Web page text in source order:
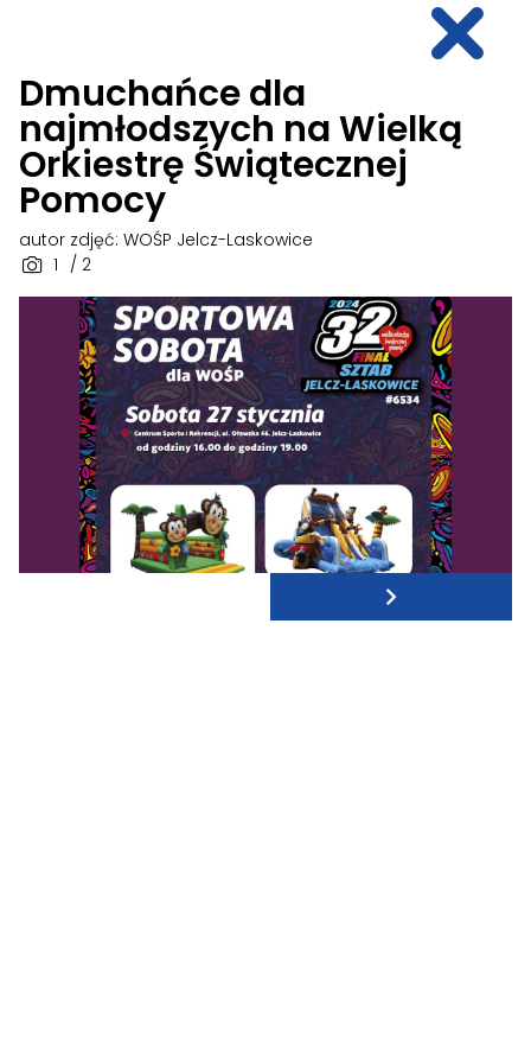
Dmuchańce dla
najmłodszych na Wielką
Orkiestrę Świątecznej
Pomocy
1 / 2
autor zdjęć: WOŚP Jelcz-Laskowice